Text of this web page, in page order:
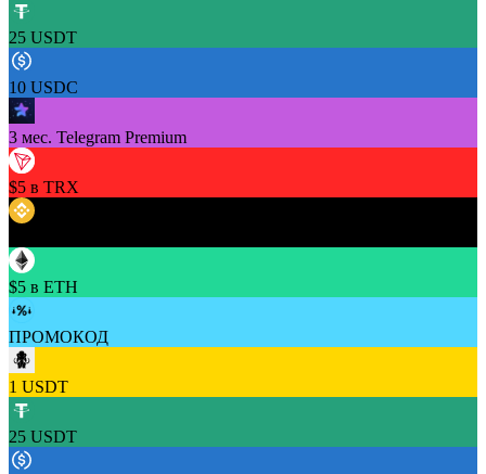
25 USDT
10 USDC
3 мес. Telegram Premium
$5 в TRX
$5 в ETH
ПРОМОКОД
1 USDT
25 USDT